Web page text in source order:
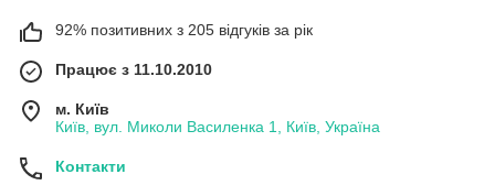
92% позитивних з 205 відгуків за рік
Працює з 11.10.2010
м. Київ
Київ, вул. Миколи Василенка 1, Київ, Україна
Контакти